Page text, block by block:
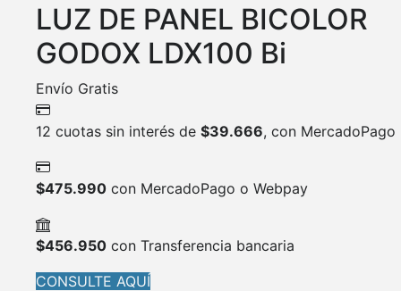
LUZ DE PANEL BICOLOR
GODOX LDX100 Bi
Envío Gratis
12 cuotas sin interés de $39.666, con MercadoPago
$475.990 con MercadoPago o Webpay
$456.950 con Transferencia bancaria
CONSULTE AQUÍ